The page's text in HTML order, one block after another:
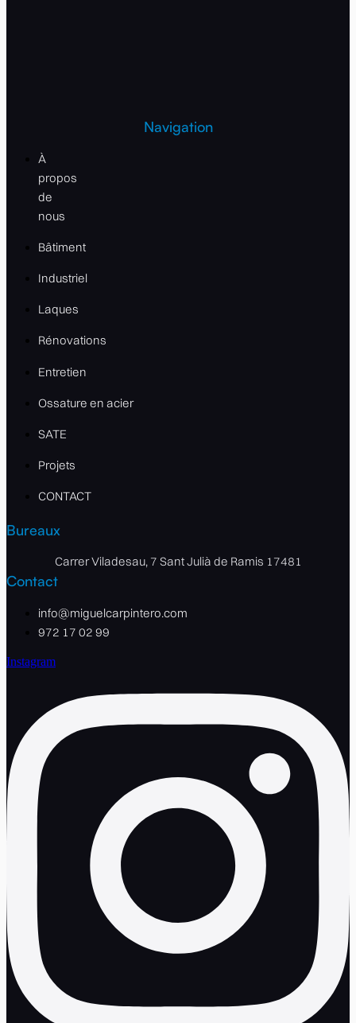
Navigation
À
propos
de
nous
Bâtiment
Industriel
Laques
Rénovations
Entretien
Ossature en acier
SATE
Projets
CONTACT
Bureaux
Carrer Viladesau, 7 Sant Julià de Ramis 17481
Contact
info@miguelcarpintero.com
972 17 02 99
Instagram